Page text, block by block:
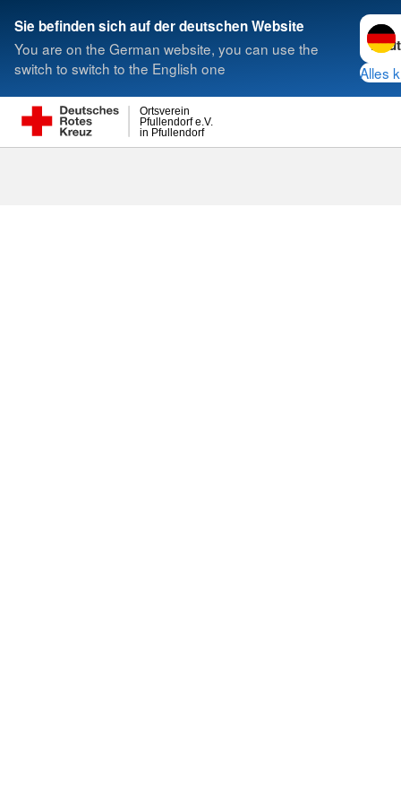
Sie befinden sich auf der deutschen Website
You are on the German website, you can use the
switch to switch to the English one
Alles
in Pfullendorf
Pfullendorf e.V.
Ortsverein
Suche